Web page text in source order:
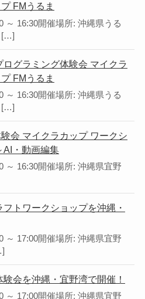
FMうるま
～ 16:30開催場所: 沖縄県うる
[…]
グラミング体験会 マイクラ
FMうるま
～ 16:30開催場所: 沖縄県うる
[…]
会 マイクラカップ ワークシ
AI・動画編集
～ 16:30開催場所: 沖縄県宜野
トワークショップを沖縄・
～ 17:00開催場所: 沖縄県宜野
会を沖縄・宜野湾で開催！
～ 17:00開催場所: 沖縄県宜野